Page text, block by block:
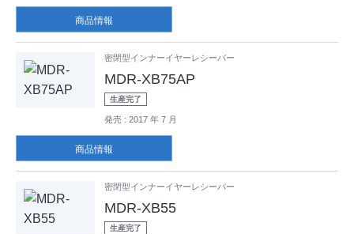
商品情報
密閉型インナーイヤーレシーバー
MDR-XB75AP
生産完了
発売 : 2017 年 7 月
商品情報
密閉型インナーイヤーレシーバー
MDR-XB55
生産完了